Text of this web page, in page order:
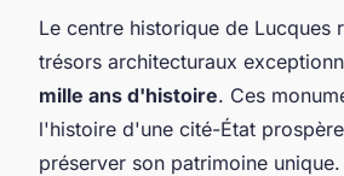
Le centre historique de Lucques
trésors architecturaux
mille ans d'histoire. Ces
l'histoire d'une cité-État
préserver son patrimoine unique.